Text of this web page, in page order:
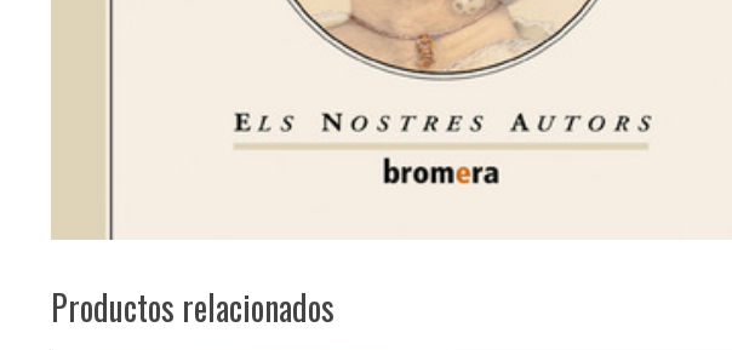
Productos relacionados